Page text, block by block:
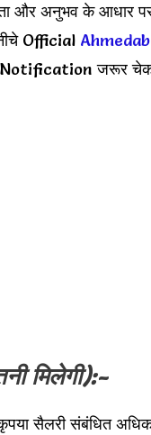
और अनुभव के आधार
Official
Notification जरूर
मिलेगी):-
सैलरी संबंधित